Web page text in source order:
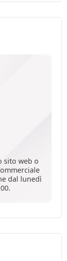
sito web o
dal lunedì